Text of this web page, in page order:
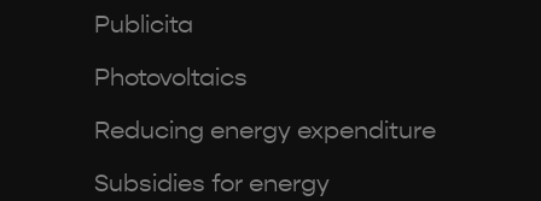
Publicita
Photovoltaics
Reducing energy expenditure
Subsidies for energy